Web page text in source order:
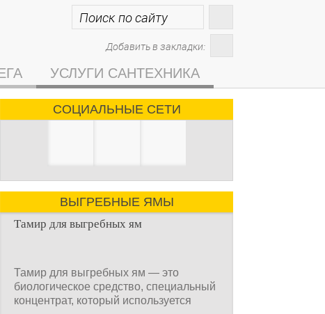
Добавить в закладки:
УСЛУГИ САНТЕХНИКА
СОЦИАЛЬНЫЕ СЕТИ
ВЫГРЕБНЫЕ ЯМЫ
Тамир для выгребных ям
Тамир для выгребных ям — это
биологическое средство, специальный
концентрат, который используется